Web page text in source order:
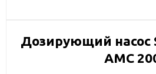
Дозирующий насос
AMC